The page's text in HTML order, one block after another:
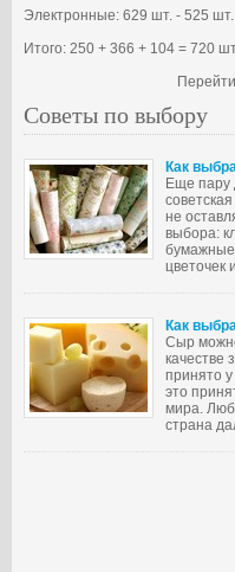
Электронные: 629 шт. - 525
Итого: 250 + 366 + 104 = 720
Советы по выбору
Как
Еще пару
не
выбора:
бумажные
цветочек
Как
Сыр
качестве
принято у
это
мира.
страна